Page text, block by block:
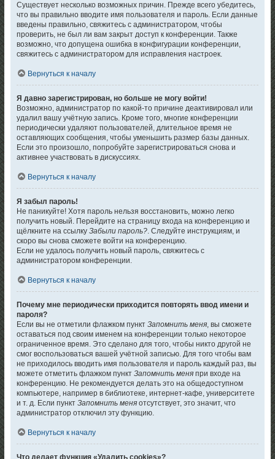
Существует несколько возможных причин. Прежде всего убедитесь,
что вы правильно вводите имя пользователя и пароль. Если данные
введены правильно, свяжитесь с администратором, чтобы
проверить, не был ли вам закрыт доступ к конференции. Также
возможно, что допущена ошибка в конфигурации конференции,
свяжитесь с администратором для исправления настроек.
Вернуться к началу
Я давно зарегистрирован, но больше не могу войти!
Возможно, администратор по какой-то причине деактивировал или
удалил вашу учётную запись. Кроме того, многие конференции
периодически удаляют пользователей, длительное время не
оставляющих сообщения, чтобы уменьшить размер базы данных.
Если это произошло, попробуйте зарегистрироваться снова и
активнее участвовать в дискуссиях.
Вернуться к началу
Я забыл пароль!
Не паникуйте! Хотя пароль нельзя восстановить, можно легко
получить новый. Перейдите на страницу входа на конференцию и
щёлкните на ссылкуЗабыли пароль?. Следуйте инструкциям, и
скоро вы снова сможете войти на конференцию.
Если не удалось получить новый пароль, свяжитесь с
администратором конференции.
Вернуться к началу
Почему мне периодически приходится повторять ввод имени и
пароля?
Если вы не отметили флажком пунктЗапомнить меня, вы сможете
оставаться под своим именем на конференции только некоторое
ограниченное время. Это сделано для того, чтобы никто другой не
смог воспользоваться вашей учётной записью. Для того чтобы вам
не приходилось вводить имя пользователя и пароль каждый раз, вы
можете отметить флажком пунктЗапомнить меня при входе на
конференцию. Не рекомендуется делать это на общедоступном
компьютере, например в библиотеке, интернет-кафе, университете
и т. д. Если пунктЗапомнить меня отсутствует, это значит, что
администратор отключил эту функцию.
Вернуться к началу
Что делает функция «Удалить cookies»?